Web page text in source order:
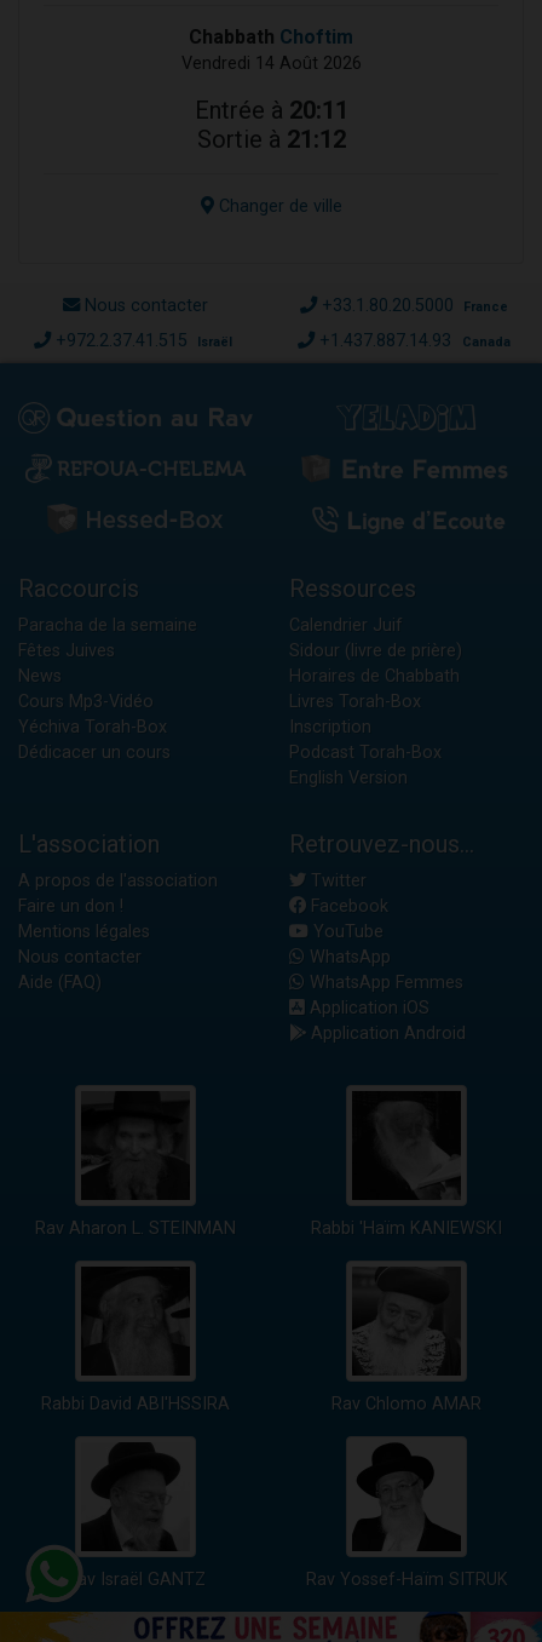
Chabbath Choftim
Vendredi 14 Août 2026
Entrée à 20:11
Sortie à 21:12
Changer de ville
Nous contacter +33.1.80.20.5000 France
+972.2.37.41.515 Israël +1.437.887.14.93 Canada
Raccourcis
Paracha de la semaine
Fêtes Juives
News
Cours Mp3-Vidéo
Yéchiva Torah-Box
Dédicacer un cours
Ressources
Calendrier Juif
Sidour (livre de prière)
Horaires de Chabbath
Livres Torah-Box
Inscription
Podcast Torah-Box
English Version
L'association
A propos de l'association
Faire un don !
Mentions légales
Nous contacter
Aide (FAQ)
Retrouvez-nous...
Twitter
Facebook
YouTube
WhatsApp
WhatsApp Femmes
Application iOS
Application Android
Rav Aharon L. STEINMAN Rabbi 'Haïm KANIEWSKI
Rabbi David ABI'HSSIRA Rav Chlomo AMAR
Rav Israël GANTZ Rav Yossef-Haïm SITRUK